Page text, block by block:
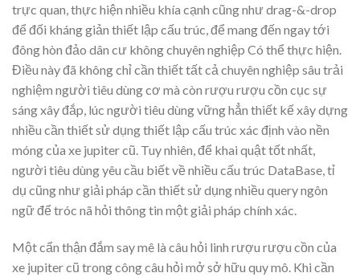
trực quan, thực hiện nhiều khía cạnh cũng như drag-&-drop
để đối kháng giản thiết lập cấu trúc, để mang đến ngay tới
đông hòn đảo dân cư không chuyên nghiệp Có thể thực hiện.
Điều này đã không chỉ cần thiết tất cả chuyên nghiệp sâu trải
nghiệm người tiêu dùng cơ mà còn rượu rượu cồn cục sự
sáng xây đắp, lúc người tiêu dùng vững hẳn thiết kế xây dựng
nhiều cần thiết sử dụng thiết lập cấu trúc xác định vào nền
móng của xe jupiter cũ. Tuy nhiên, để khai quật tốt nhất,
người tiêu dùng yêu cầu biết về nhiều cấu trúc DataBase, tỉ
dụ cũng như giải pháp cần thiết sử dụng nhiều query ngôn
ngữ để tróc nã hỏi thông tin một giải pháp chính xác.
Một cẩn thận đắm say mê là câu hỏi linh rượu rượu cồn của
xe jupiter cũ trong công câu hỏi mở sở hữu quy mô. Khi cần